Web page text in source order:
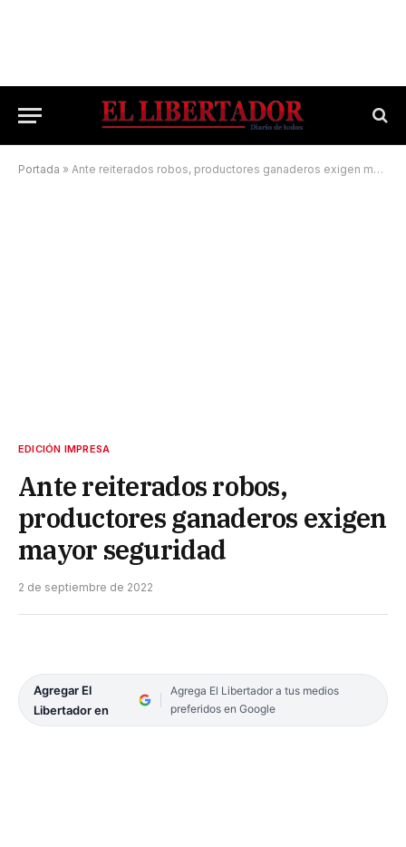
Portada » Ante reiterados robos, productores ganaderos exigen mayor seguridad
EDICIÓN IMPRESA
Ante reiterados robos,
productores ganaderos exigen
mayor seguridad
2 de septiembre de 2022
Agregar El
Libertador en
Agrega El Libertador a tus medios
preferidos en Google